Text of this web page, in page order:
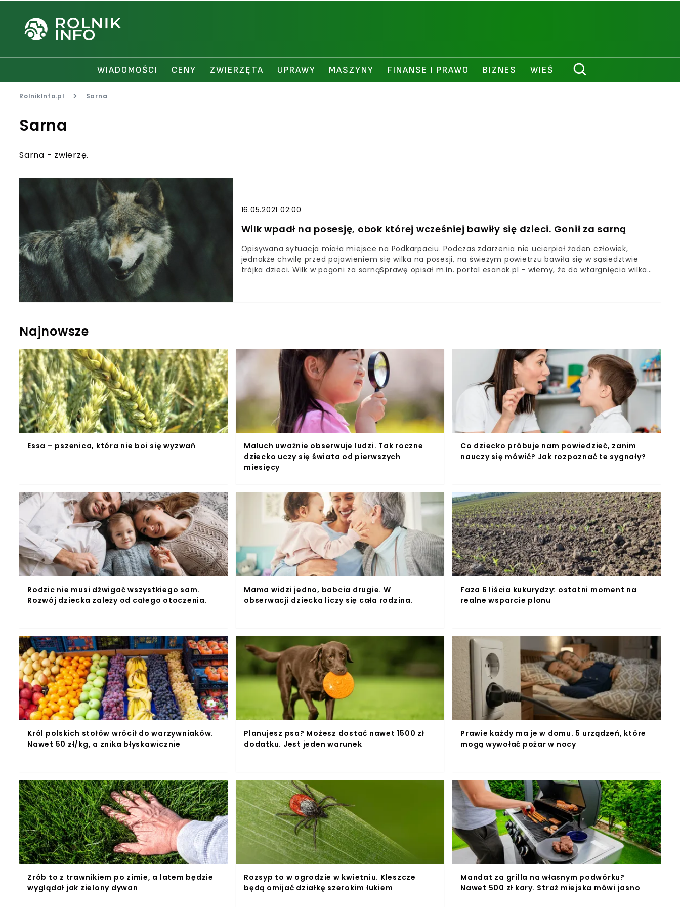
WIADOMOŚCI CENY ZWIERZĘTA UPRAWY MASZYNY FINANSE I PRAWO BIZNES WIEŚ
RolnikInfo.pl > Sarna
Sarna
Sarna - zwierzę.
16.05.2021 02:00
Wilk wpadł na posesję, obok której wcześniej bawiły się dzieci. Gonił za sarną
Opisywana sytuacja miała miejsce na Podkarpaciu. Podczas zdarzenia nie ucierpiał żaden człowiek,
jednakże chwilę przed pojawieniem się wilka na posesji, na świeżym powietrzu bawiła się w sąsiedztwie
trójka dzieci. Wilk w pogoni za sarnąSprawę opisał m.in. portal esanok.pl - wiemy, że do wtargnięcia wilka
jednak, że wilk, po trudzie pogoni i łowów, niechętnie oddalił się od swojej zdobyczy. Zapraszamy do
obejrzenia naszego najnowszego materiału wideo: [EMBED-10]Później na miejscu pojawił się lekarz
weterynarii, który zabezpieczył sarnę. Jedna z kobiet, która poinformowała o zajściu sanockie media,
wskazała, że dzień wcześniej przy jednym z domów w okolicy wilki zagryzły psa. Mieszkanka powiatu
sanockiego nie ukrywa, że zarówno ona, jak i jej syn obawiają się wychodzenia na zewnątrz.
Najnowsze
Essa – pszenica, która nie boi się wyzwań
Maluch uważnie obserwuje ludzi. Tak roczne
dziecko uczy się świata od pierwszych
miesięcy
Co dziecko próbuje nam powiedzieć, zanim
nauczy się mówić? Jak rozpoznać te sygnały?
Rodzic nie musi dźwigać wszystkiego sam.
Rozwój dziecka zależy od całego otoczenia.
Mama widzi jedno, babcia drugie. W
obserwacji dziecka liczy się cała rodzina.
Faza 6 liścia kukurydzy: ostatni moment na
realne wsparcie plonu
Król polskich stołów wrócił do warzywniaków.
Nawet 50 zł/kg, a znika błyskawicznie
Planujesz psa? Możesz dostać nawet 1500 zł
dodatku. Jest jeden warunek
Prawie każdy ma je w domu. 5 urządzeń, które
mogą wywołać pożar w nocy
Zrób to z trawnikiem po zimie, a latem będzie
wyglądał jak zielony dywan
Rozsyp to w ogrodzie w kwietniu. Kleszcze
będą omijać działkę szerokim łukiem
Mandat za grilla na własnym podwórku?
Nawet 500 zł kary. Straż miejska mówi jasno